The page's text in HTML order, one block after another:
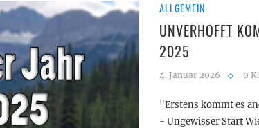
ALLGEMEIN
UNVERHOFFT
2025
4. Januar 2026 0
"Erstens kommt es
- Ungewisser Start